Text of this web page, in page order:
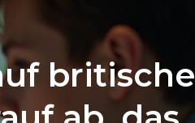
britische